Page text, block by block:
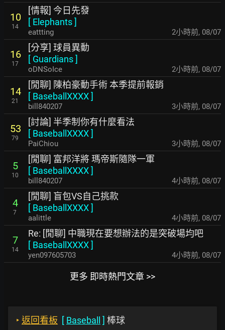
10
14
[情報] 今日先發
[ Elephants]
eattting 2小時前, 08/07
16
17
[分享] 球員異動
[ Guardians]
oDNSoIce 2小時前, 08/07
14
21
[閒聊] 陳柏豪動手術 本季提前報銷
[ BaseballXXXX]
bill840207 3小時前, 08/07
53
79
[討論] 半季制你有什麼看法
[ BaseballXXXX]
PaiChiou 3小時前, 08/07
5
10
[閒聊] 富邦洋將 瑪帝斯隨隊一軍
[ BaseballXXXX]
bill840207 4小時前, 08/07
4
7
[閒聊] 盲包VS自己挑款
[ BaseballXXXX]
aalittle 4小時前, 08/07
7
14
Re: [閒聊] 中職現在要想辦法的是突破場均吧
[ BaseballXXXX]
yen097605703 4小時前, 08/07
更多 即時熱門文章 >>
‣ 返回看板 [ Baseball ] 棒球